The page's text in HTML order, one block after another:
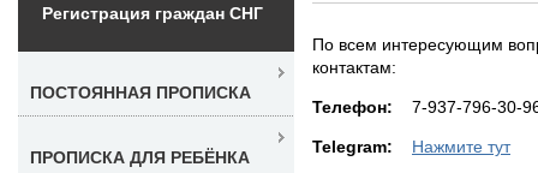
По всем интересующим
контактам:
Teлефон: 7-937-796-30-
Telegram: Нажмите тут
Регистрация граждан СНГ
ПОСТОЯННАЯ ПРОПИСКА
ПРОПИСКА ДЛЯ РЕБЁНКА